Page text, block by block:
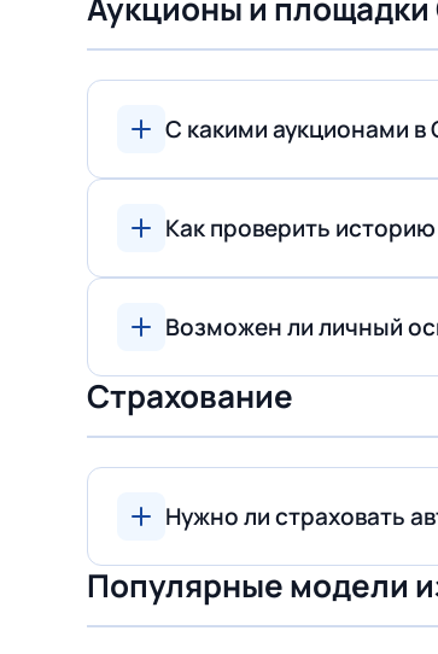
С какими аукционами
Как проверить
Возможен ли личный
Страхование
Нужно ли страховать
Популярные модели